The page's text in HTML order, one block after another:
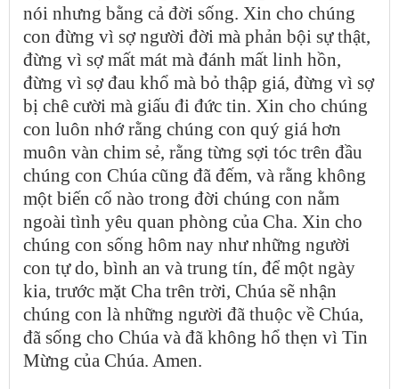
nói nhưng bằng cả đời sống. Xin cho chúng
con đừng vì sợ người đời mà phản bội sự thật,
đừng vì sợ mất mát mà đánh mất linh hồn,
đừng vì sợ đau khổ mà bỏ thập giá, đừng vì sợ
bị chê cười mà giấu đi đức tin. Xin cho chúng
con luôn nhớ rằng chúng con quý giá hơn
muôn vàn chim sẻ, rằng từng sợi tóc trên đầu
chúng con Chúa cũng đã đếm, và rằng không
một biến cố nào trong đời chúng con nằm
ngoài tình yêu quan phòng của Cha. Xin cho
chúng con sống hôm nay như những người
con tự do, bình an và trung tín, để một ngày
kia, trước mặt Cha trên trời, Chúa sẽ nhận
chúng con là những người đã thuộc về Chúa,
đã sống cho Chúa và đã không hổ thẹn vì Tin
Mừng của Chúa. Amen.